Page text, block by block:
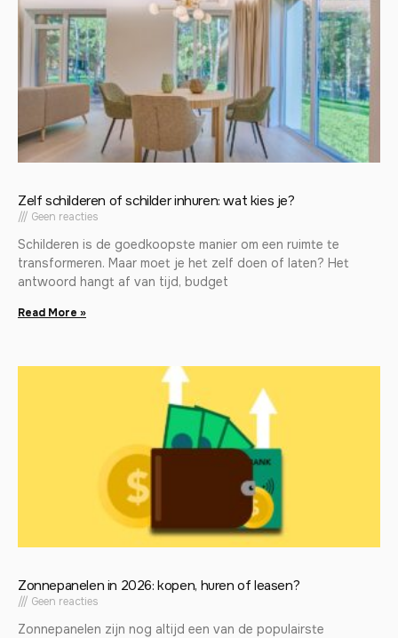
Zelf schilderen of schilder inhuren: wat kies je?
Geen reacties
Schilderen is de goedkoopste manier om een ruimte te
transformeren. Maar moet je het zelf doen of laten? Het
antwoord hangt af van tijd, budget
Read More »
Zonnepanelen in 2026: kopen, huren of leasen?
Geen reacties
Zonnepanelen zijn nog altijd een van de populairste